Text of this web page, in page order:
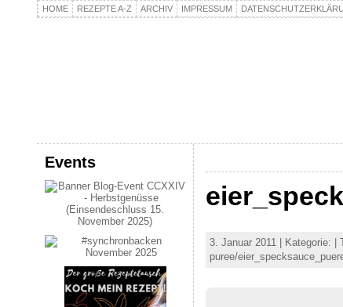
HOME REZEPTE A-Z ARCHIV IMPRESSUM
Events
3. Januar 2011 | Kategorie: |
puree/